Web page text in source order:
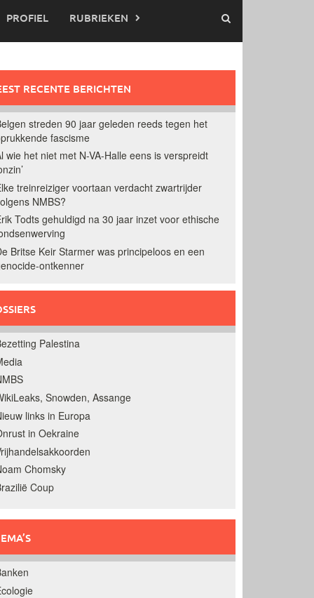
PROFIEL RUBRIEKEN
RECENTE BERICHTEN
streden 90 jaar geleden reeds tegen het
fascisme
wie het niet met N-VA-Halle eens is verspreidt
treinreiziger voortaan verdacht zwartrijder
NMBS?
Todts gehuldigd na 30 jaar inzet voor ethische
Britse Keir Starmer was principeloos en een
ontkenner
Palestina
Snowden, Assange
links in Europa
in Oekraine
Chomsky
Coup